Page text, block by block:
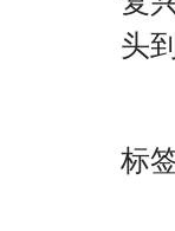
头
标